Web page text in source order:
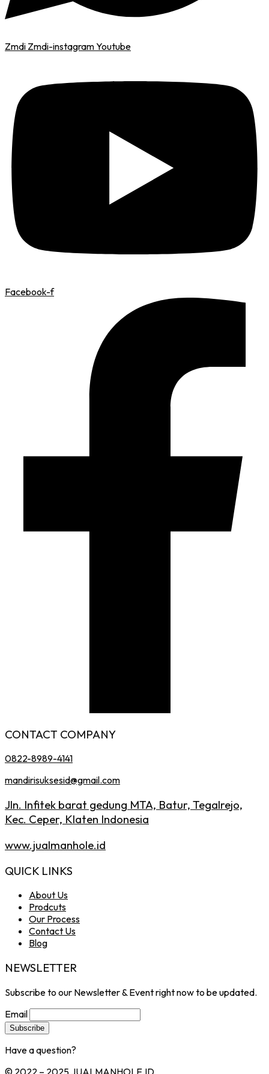
Zmdi Zmdi-instagramYoutube
Facebook-f
CONTACT COMPANY
0822-8989-4141
mandirisuksesid@gmail.com
Jln. Infitek barat gedung MTA, Batur, Tegalrejo,
Kec. Ceper, Klaten Indonesia
www.jualmanhole.id
QUICK LINKS
About Us
Prodcuts
Our Process
Contact Us
Blog
NEWSLETTER
Subscribe to our Newsletter & Event right now to be updated.
Email
Have a question?
© 2022 – 2025 JUALMANHOLE.ID